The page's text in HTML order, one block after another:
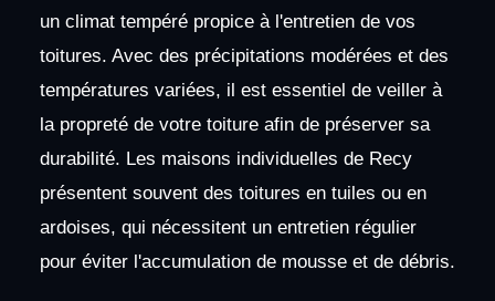
un climat tempéré propice à l'entretien de vos
toitures. Avec des précipitations modérées et des
températures variées, il est essentiel de veiller à
la propreté de votre toiture afin de préserver sa
durabilité. Les maisons individuelles de Recy
présentent souvent des toitures en tuiles ou en
ardoises, qui nécessitent un entretien régulier
pour éviter l'accumulation de mousse et de débris.